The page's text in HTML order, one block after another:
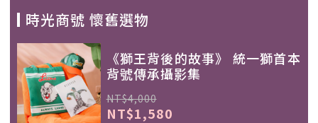
時光商號 懷舊選物
《獅王背後的故事》 統一獅首本
背號傳承攝影集
NT$4,000
NT$1,580